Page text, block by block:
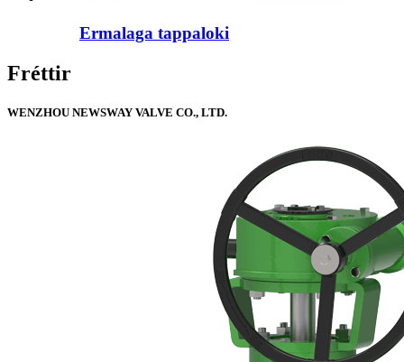
Ermalaga tappaloki
Fréttir
WENZHOU NEWSWAY VALVE CO., LTD.